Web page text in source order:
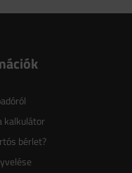
kalkulátor
bérlet?